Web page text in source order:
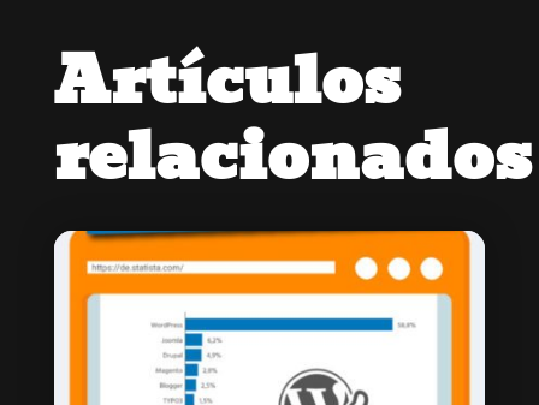
Artículos
relacionados